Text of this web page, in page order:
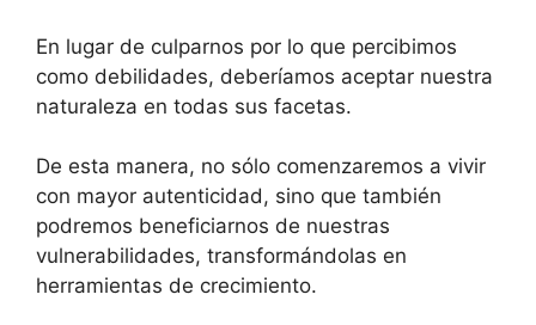
En lugar de culparnos por lo que percibimos
como debilidades, deberíamos aceptar nuestra
naturaleza en todas sus facetas.
De esta manera, no sólo comenzaremos a vivir
con mayor autenticidad, sino que también
podremos beneficiarnos de nuestras
vulnerabilidades, transformándolas en
herramientas de crecimiento.